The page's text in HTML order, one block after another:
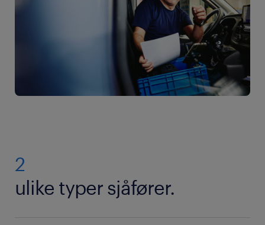
2
ulike typer sjåfører.